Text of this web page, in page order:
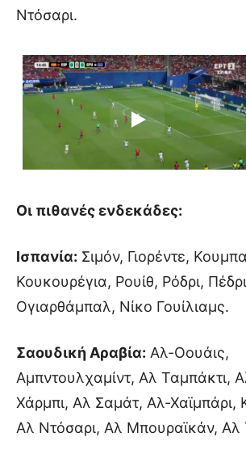
Ντόσαρι.
Οι πιθανές ενδεκάδες:
Ισπανία: Σιμόν, Γιορέντε,
Κουκουρέγια, Ρουίθ, Ρόδρι,
Ογιαρθάμπαλ, Νίκο Γουίλιαμς.
Σαουδική Αραβία: Αλ-Οουάις,
Αμπντουλχαμίντ, Αλ Ταμπάκτι,
Χάρμπι, Αλ Σαμάτ, Αλ-Χαϊμπάρι,
Αλ Ντόσαρι, Αλ Μπουραϊκάν, Αλ